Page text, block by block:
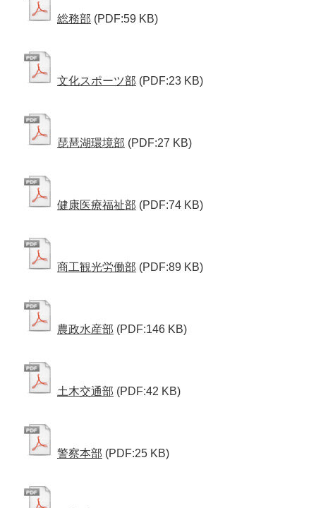
総務部 (PDF:59 KB)
文化スポーツ部 (PDF:23 KB)
琵琶湖環境部 (PDF:27 KB)
健康医療福祉部 (PDF:74 KB)
商工観光労働部 (PDF:89 KB)
農政水産部 (PDF:146 KB)
土木交通部 (PDF:42 KB)
警察本部 (PDF:25 KB)